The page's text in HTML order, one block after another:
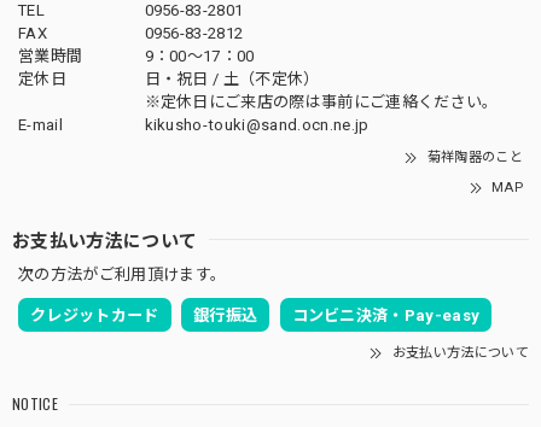
TEL
0956-83-2801
FAX
0956-83-2812
営業時間
9：00～17：00
定休日
日・祝日 / 土（不定休）
※定休日にご来店の際は事前にご連絡ください。
E-mail
kikusho-touki@sand.ocn.ne.jp
菊祥陶器のこと
MAP
お支払い方法について
次の方法がご利用頂けます。
クレジットカード 銀行振込 コンビニ決済・Pay-easy
お支払い方法について
NOTICE